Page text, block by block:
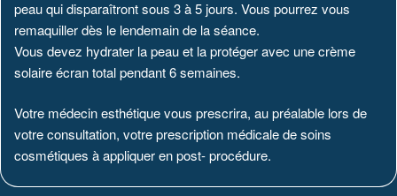
peau qui disparaîtront sous 3 à 5 jours. Vous pourrez vous
remaquiller dès le lendemain de la séance.
Vous devez hydrater la peau et la protéger avec une crème
solaire écran total pendant 6 semaines.
Votre médecin esthétique vous prescrira, au préalable lors de
votre consultation, votre prescription médicale de soins
cosmétiques à appliquer en post- procédure.